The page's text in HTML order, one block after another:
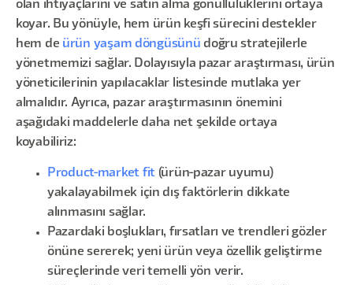
olan ihtiyaçlarını ve satın alma gönüllülüklerini ortaya
koyar. Bu yönüyle, hem ürün keşfi sürecini destekler
hem de ürün yaşam döngüsünü doğru stratejilerle
yönetmemizi sağlar. Dolayısıyla pazar araştırması, ürün
yöneticilerinin yapılacaklar listesinde mutlaka yer
almalıdır. Ayrıca, pazar araştırmasının önemini
aşağıdaki maddelerle daha net şekilde ortaya
koyabiliriz:
Product-market fit(ürün-pazar uyumu)
yakalayabilmek için dış faktörlerin dikkate
alınmasını sağlar.
Pazardaki boşlukları, fırsatları ve trendleri gözler
önüne sererek; yeni ürün veya özellik geliştirme
süreçlerinde veri temelli yön verir.